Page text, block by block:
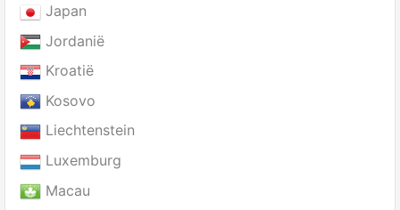
Japan
Jordanië
Kroatië
Kosovo
Liechtenstein
Luxemburg
Macau